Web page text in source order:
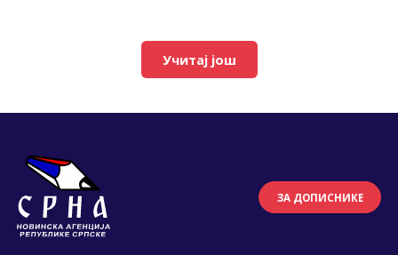
Учитај још
ЗА ДОПИСНИКЕ